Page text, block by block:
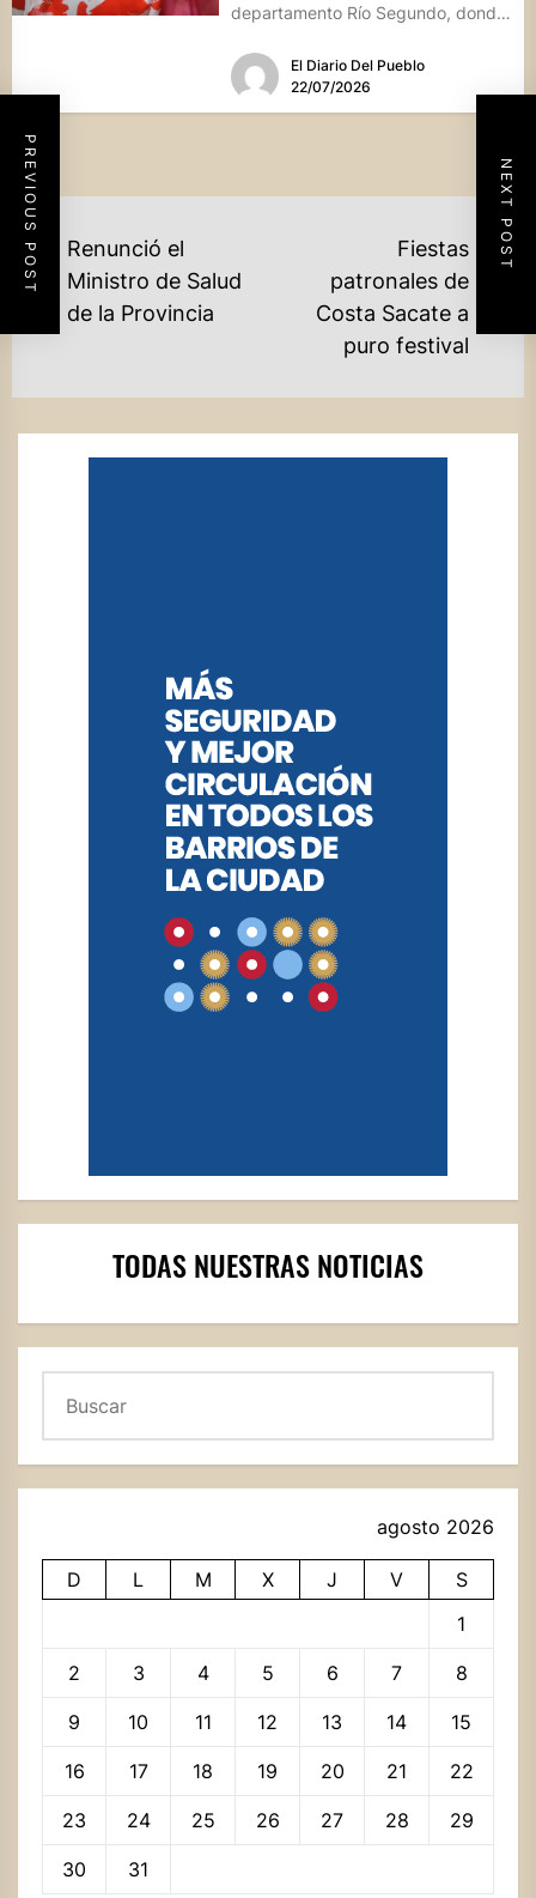
PREVIOUS POST NEXT POST
departamento Río Segundo, donde
Banco de...El Diario Del Pueblo
22/07/2026
NAVEGACIÓN
DE
ENTRADAS
Previous
post:
Renunció el
Ministro de Salud
de la Provincia
Fiestas
patronales de
Costa Sacate a
puro festival
TODAS NUESTRAS NOTICIAS
agosto 2026
D L M X J V
S
1
2 3 4 5 6 7 8
9 10 11 12 13 14 15
16 17 18 19 20 21 22
23 24 25 26 27 28 29
30
31